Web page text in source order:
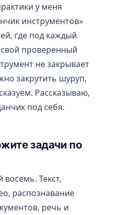
у меня
инструментов»
где под каждый
свой проверенный
не закрывает
закрутить шуруп,
Рассказываю,
под себя.
задачи по
восемь. Текст,
распознавание
речь и